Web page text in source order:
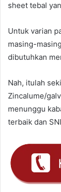
sheet tebal
Untuk varian
masing-
dibutuhkan
Nah, itulah
Zincalume/
menunggu
terbaik dan